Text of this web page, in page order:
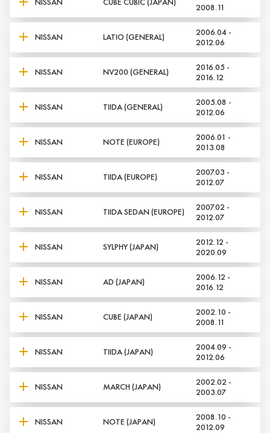
Да, верно Нет, выбрать другой
2008.11
NISSAN LATIO (GENERAL)
2006.04 -
2012.06
NISSAN NV200 (GENERAL)
2016.05 -
2016.12
NISSAN TIIDA (GENERAL)
2005.08 -
2012.06
NISSAN NOTE (EUROPE)
2006.01 -
2013.08
NISSAN TIIDA (EUROPE)
2007.03 -
2012.07
NISSAN TIIDA SEDAN (EUROPE)
2007.02 -
2012.07
NISSAN SYLPHY (JAPAN)
2012.12 -
2020.09
NISSAN AD (JAPAN)
2006.12 -
2016.12
NISSAN CUBE (JAPAN)
2002.10 -
2008.11
NISSAN TIIDA (JAPAN)
2004.09 -
2012.06
NISSAN MARCH (JAPAN)
2002.02 -
2003.07
NISSAN NOTE (JAPAN)
2008.10 -
2012.09